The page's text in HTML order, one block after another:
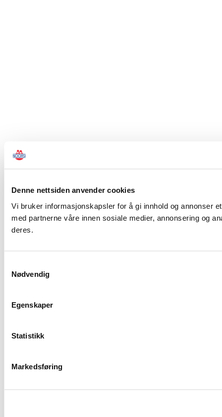
Denne nettsiden anvender cookies
Vi bruker informasjonskapsler for å gi innhold og annonser
med partnerne våre innen sosiale medier, annonsering og
deres.
Nødvendig
Egenskaper
Statistikk
Markedsføring